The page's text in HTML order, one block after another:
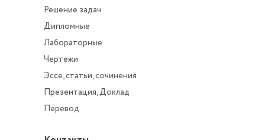
Решение задач
Дипломные
Лабораторные
Чертежи
Эссе, статьи, сочинения
Презентация, Доклад
Перевод